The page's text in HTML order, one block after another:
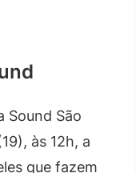
Sound São
às 12h, a
que fazem